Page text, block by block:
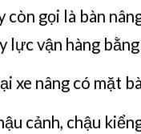
còn gọi là bàn
lực vận hàng
xe nâng có mặt
cảnh, chậu